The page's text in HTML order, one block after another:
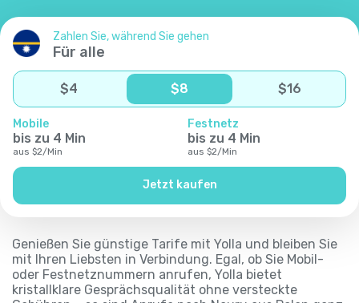
Zahlen Sie, während Sie gehen
Für alle
$4 $8 $16
Mobile
bis zu 4 Min
aus $2/Min
Festnetz
bis zu 4 Min
aus $2/Min
Jetzt kaufen
Genießen Sie günstige Tarife mit Yolla und bleiben Sie
mit Ihren Liebsten in Verbindung. Egal, ob Sie Mobil-
oder Festnetznummern anrufen, Yolla bietet
kristallklare Gesprächsqualität ohne versteckte